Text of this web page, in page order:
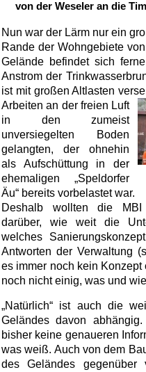
von der Weseler an die
Nun war der Lärm nur ein
Rande der Wohngebiete
Gelände befindet sich
Anstrom der
ist mit großen Altlasten
Arbeiten an der freien Luft
in den zumeist
unversiegelten Boden
gelangten, der ohnehin
als Aufschüttung in der
ehemaligen „Speldorfer
Äu“ bereits vorbelastet war.
Deshalb wollten die MBI
darüber, wie weit die
welches
Antworten der Verwaltung
es immer noch kein
noch nicht einig, was und
„Natürlich“ ist auch die
Geländes davon
bisher keine genaueren
was weiß. Auch von dem
des Geländes